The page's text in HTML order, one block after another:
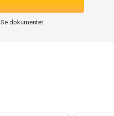
Se dokumentet